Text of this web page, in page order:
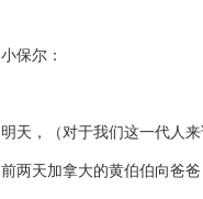
小保尔 ：
明天，（对于我们这一代人来
前两天加拿大的黄伯伯向爸爸